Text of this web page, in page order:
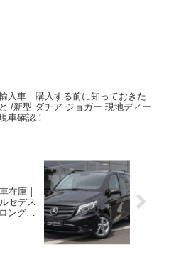
入車｜購入する前に知っておきた
/新型 ダチア ジョガー 現地ディー
車確認！
在庫｜
セデス
ング